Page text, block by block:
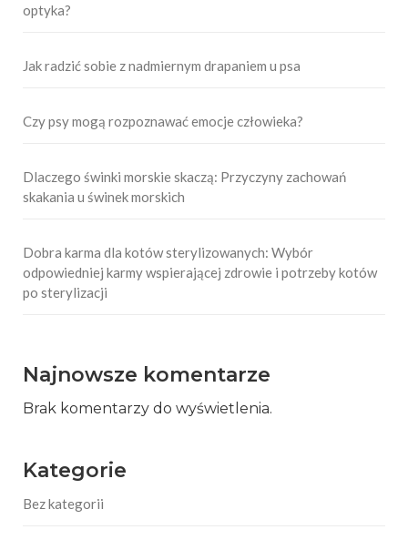
optyka?
Jak radzić sobie z nadmiernym drapaniem u psa
Czy psy mogą rozpoznawać emocje człowieka?
Dlaczego świnki morskie skaczą: Przyczyny zachowań
skakania u świnek morskich
Dobra karma dla kotów sterylizowanych: Wybór
odpowiedniej karmy wspierającej zdrowie i potrzeby kotów
po sterylizacji
Najnowsze komentarze
Brak komentarzy do wyświetlenia.
Kategorie
Bez kategorii